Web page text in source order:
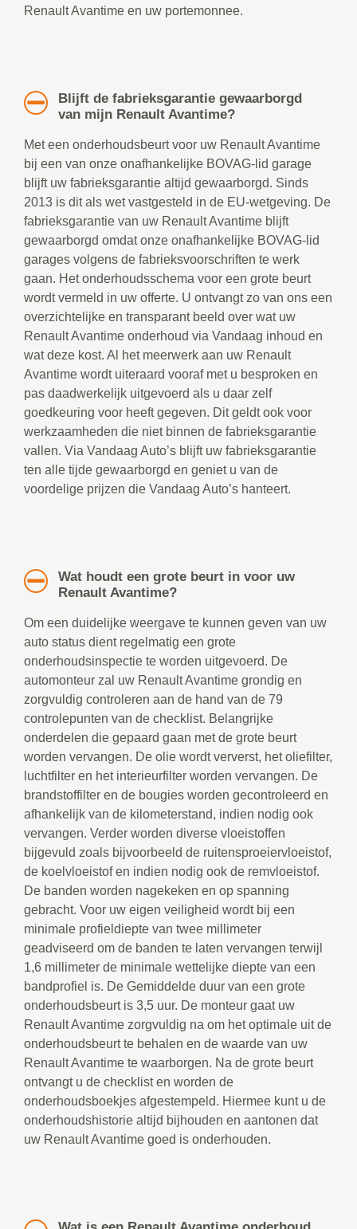
Renault Avantime en uw portemonnee.
Blijft de fabrieksgarantie gewaarborgd
van mijn Renault Avantime?
Met een onderhoudsbeurt voor uw Renault Avantime
bij een van onze onafhankelijke BOVAG-lid garage
blijft uw fabrieksgarantie altijd gewaarborgd. Sinds
2013 is dit als wet vastgesteld in de EU-wetgeving. De
fabrieksgarantie van uw Renault Avantime blijft
gewaarborgd omdat onze onafhankelijke BOVAG-lid
garages volgens de fabrieksvoorschriften te werk
gaan. Het onderhoudsschema voor een grote beurt
wordt vermeld in uw offerte. U ontvangt zo van ons een
overzichtelijke en transparant beeld over wat uw
Renault Avantime onderhoud via Vandaag inhoud en
wat deze kost. Al het meerwerk aan uw Renault
Avantime wordt uiteraard vooraf met u besproken en
pas daadwerkelijk uitgevoerd als u daar zelf
goedkeuring voor heeft gegeven. Dit geldt ook voor
werkzaamheden die niet binnen de fabrieksgarantie
vallen. Via Vandaag Auto’s blijft uw fabrieksgarantie
ten alle tijde gewaarborgd en geniet u van de
voordelige prijzen die Vandaag Auto’s hanteert.
Wat houdt een grote beurt in voor uw
Renault Avantime?
Om een duidelijke weergave te kunnen geven van uw
auto status dient regelmatig een grote
onderhoudsinspectie te worden uitgevoerd. De
automonteur zal uw Renault Avantime grondig en
zorgvuldig controleren aan de hand van de 79
controlepunten van de checklist. Belangrijke
onderdelen die gepaard gaan met de grote beurt
worden vervangen. De olie wordt ververst, het oliefilter,
luchtfilter en het interieurfilter worden vervangen. De
brandstoffilter en de bougies worden gecontroleerd en
afhankelijk van de kilometerstand, indien nodig ook
vervangen. Verder worden diverse vloeistoffen
bijgevuld zoals bijvoorbeeld de ruitensproeiervloeistof,
de koelvloeistof en indien nodig ook de remvloeistof.
De banden worden nagekeken en op spanning
gebracht. Voor uw eigen veiligheid wordt bij een
minimale profieldiepte van twee millimeter
geadviseerd om de banden te laten vervangen terwijl
1,6 millimeter de minimale wettelijke diepte van een
bandprofiel is. De Gemiddelde duur van een grote
onderhoudsbeurt is 3,5 uur. De monteur gaat uw
Renault Avantime zorgvuldig na om het optimale uit de
onderhoudsbeurt te behalen en de waarde van uw
Renault Avantime te waarborgen. Na de grote beurt
ontvangt u de checklist en worden de
onderhoudsboekjes afgestempeld. Hiermee kunt u de
onderhoudshistorie altijd bijhouden en aantonen dat
uw Renault Avantime goed is onderhouden.